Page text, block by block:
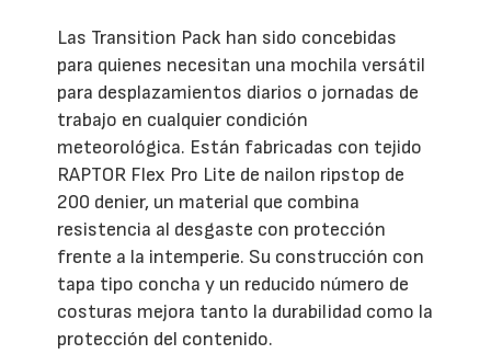
Las Transition Pack han sido concebidas
para quienes necesitan una mochila versátil
para desplazamientos diarios o jornadas de
trabajo en cualquier condición
meteorológica. Están fabricadas con tejido
RAPTOR Flex Pro Lite de nailon ripstop de
200 denier, un material que combina
resistencia al desgaste con protección
frente a la intemperie. Su construcción con
tapa tipo concha y un reducido número de
costuras mejora tanto la durabilidad como la
protección del contenido.